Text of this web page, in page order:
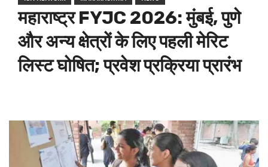
महाराष्ट्र FYJC 2026: मुंबई, पुणे
और अन्य क्षेत्रों के लिए पहली मेरिट
लिस्ट घोषित; प्रवेश प्रक्रिया प्रारंभ